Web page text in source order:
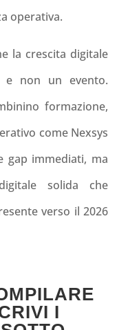
operativa.
la crescita digitale
e non un evento.
formazione,
come Nexsys
gap immediati, ma
solida che
verso il 2026
I